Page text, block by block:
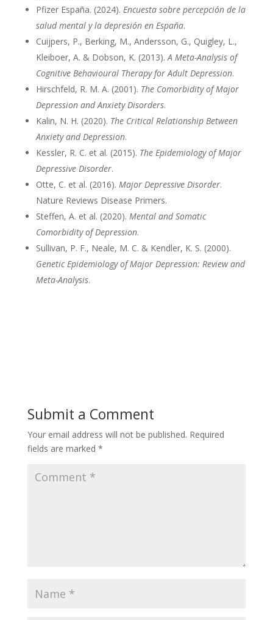
Pfizer España. (2024). Encuesta sobre percepción de la
salud mental y la depresión en España.
Cuijpers, P., Berking, M., Andersson, G., Quigley, L.,
Kleiboer, A. & Dobson, K. (2013). A Meta-Analysis of
Cognitive Behavioural Therapy for Adult Depression.
Hirschfeld, R. M. A. (2001). The Comorbidity of Major
Depression and Anxiety Disorders.
Kalin, N. H. (2020). The Critical Relationship Between
Anxiety and Depression.
Kessler, R. C. et al. (2015). The Epidemiology of Major
Depressive Disorder.
Otte, C. et al. (2016). Major Depressive Disorder.
Nature Reviews Disease Primers.
Steffen, A. et al. (2020). Mental and Somatic
Comorbidity of Depression.
Sullivan, P. F., Neale, M. C. & Kendler, K. S. (2000).
Genetic Epidemiology of Major Depression: Review and
Meta-Analysis.
Submit a Comment
Your email address will not be published. Required
fields are marked *